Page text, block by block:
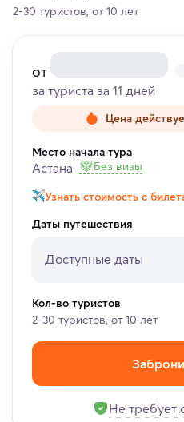
2-30 туристов, от 10 лет
от
за туриста за 11 дней
Цена
Место начала тура
Астана Без визы
Узнать стоимость с
Даты путешествия
Доступные даты
Кол-во туристов
2-30 туристов, от 10 лет
Не требует